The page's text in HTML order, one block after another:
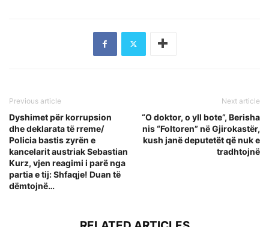
Previous article
Dyshimet për korrupsion
dhe deklarata të rreme/
Policia bastis zyrën e
kancelarit austriak Sebastian
Kurz, vjen reagimi i parë nga
partia e tij: Shfaqje! Duan të
dëmtojnë…
Next article
“O doktor, o yll bote”, Berisha
nis “Foltoren” në Gjirokastër,
kush janë deputetët që nuk e
tradhtojnë